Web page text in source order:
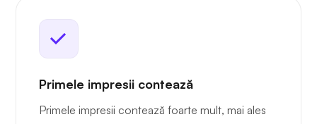
Primele impresii contează
Primele impresii contează foarte mult, mai ales